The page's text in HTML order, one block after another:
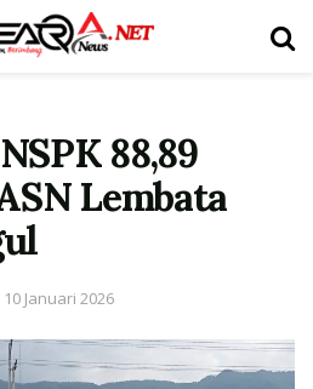
88,89
Lembata
10 Januari 2026